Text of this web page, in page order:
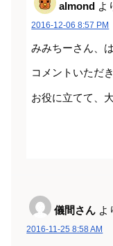
almond よ
2016-12-06 8:57 PM
みみちーさん、
コメントいただ
お役に立てて、
儀間さん よ
2016-11-25 8:58 AM